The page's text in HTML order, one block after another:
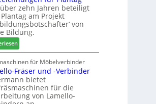
i
m
e
n
t
m
T
r
e
f
f
e
i
n
t
i
n
:
N
e
u
e
r
G
e
zehn Jahren beteiligt
am Projekt
von
Bildung.
:
A
u
s
z
e
i
für Möbelverbinder
Fräser und -Verbinder
bietet
für die
von Lamello-